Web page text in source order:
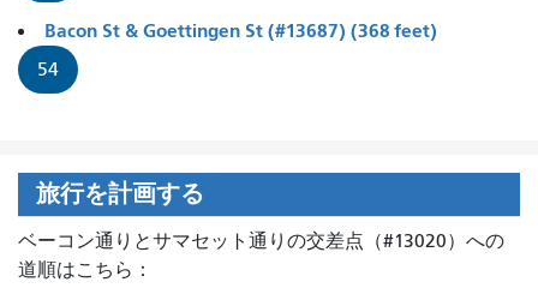
Bacon St & Goettingen St (#13687) (368 feet)
54
旅行を計画する
ベーコン通りとサマセット通りの交差点（#13020）への
道順はこちら：